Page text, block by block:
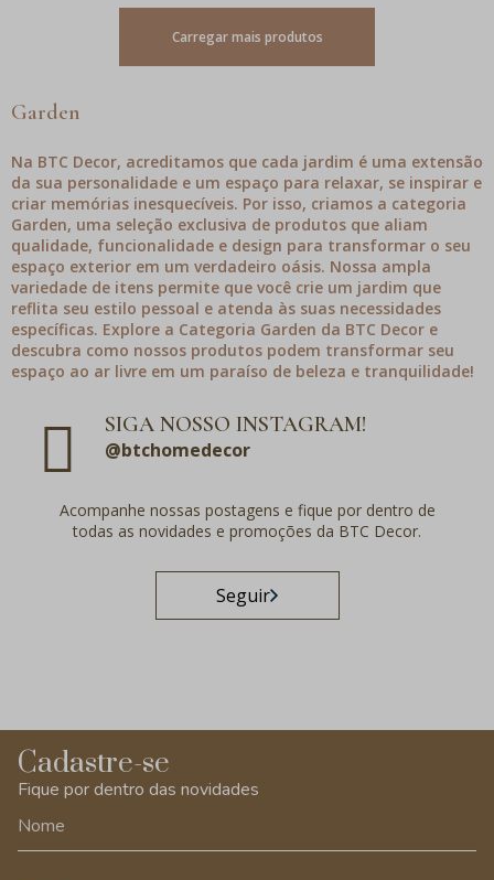
Carregar mais produtos
Garden
Na BTC Decor, acreditamos que cada jardim é uma extensão
da sua personalidade e um espaço para relaxar, se inspirar e
criar memórias inesquecíveis. Por isso, criamos a categoria
Garden, uma seleção exclusiva de produtos que aliam
qualidade, funcionalidade e design para transformar o seu
espaço exterior em um verdadeiro oásis. Nossa ampla
variedade de itens permite que você crie um jardim que
reflita seu estilo pessoal e atenda às suas necessidades
específicas. Explore a Categoria Garden da BTC Decor e
descubra como nossos produtos podem transformar seu
espaço ao ar livre em um paraíso de beleza e tranquilidade!
SIGA NOSSO INSTAGRAM!
@btchomedecor
Acompanhe nossas postagens e fique por dentro de
todas as novidades e promoções da BTC Decor.
Seguir
Cadastre-se
Fique por dentro das novidades